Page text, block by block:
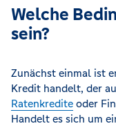
Welche
sein?
Zunächst einmal ist
Kredit handelt, der
Ratenkredite oder
Handelt es sich um